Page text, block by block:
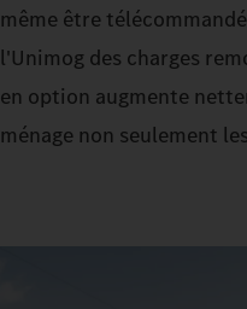
même être
l'Unimog des charges
en option augmente
ménage non seulement